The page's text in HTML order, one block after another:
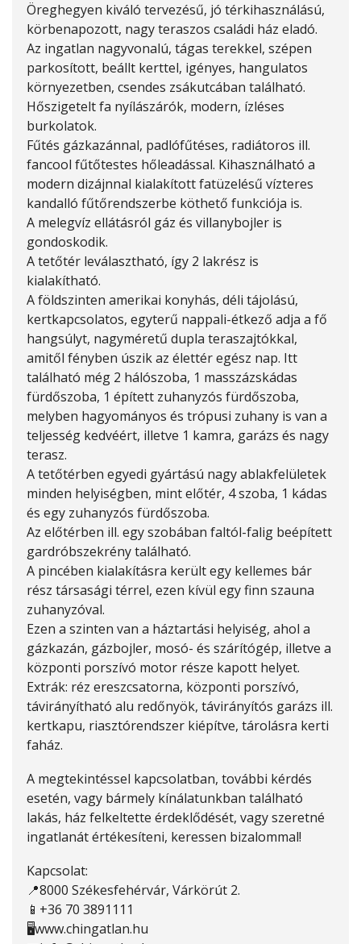
Öreghegyen kiváló tervezésű, jó térkihasználású,
körbenapozott, nagy teraszos családi ház eladó.
Az ingatlan nagyvonalú, tágas terekkel, szépen
parkosított, beállt kerttel, igényes, hangulatos
környezetben, csendes zsákutcában található.
Hőszigetelt fa nyílászárók, modern, ízléses
burkolatok.
Fűtés gázkazánnal, padlófűtéses, radiátoros ill.
fancool fűtőtestes hőleadással. Kihasználható a
modern dizájnnal kialakított fatüzelésű vízteres
kandalló fűtőrendszerbe köthető funkciója is.
A melegvíz ellátásról gáz és villanybojler is
gondoskodik.
A tetőtér leválasztható, így 2 lakrész is
kialakítható.
A földszinten amerikai konyhás, déli tájolású,
kertkapcsolatos, egyterű nappali-étkező adja a fő
hangsúlyt, nagyméretű dupla teraszajtókkal,
amitől fényben úszik az élettér egész nap. Itt
található még 2 hálószoba, 1 masszázskádas
fürdőszoba, 1 épített zuhanyzós fürdőszoba,
melyben hagyományos és trópusi zuhany is van a
teljesség kedvéért, illetve 1 kamra, garázs és nagy
terasz.
A tetőtérben egyedi gyártású nagy ablakfelületek
minden helyiségben, mint előtér, 4 szoba, 1 kádas
és egy zuhanyzós fürdőszoba.
Az előtérben ill. egy szobában faltól-falig beépített
gardróbszekrény található.
A pincében kialakításra került egy kellemes bár
rész társasági térrel, ezen kívül egy finn szauna
zuhanyzóval.
Ezen a szinten van a háztartási helyiség, ahol a
gázkazán, gázbojler, mosó- és szárítógép, illetve a
központi porszívó motor része kapott helyet.
Extrák: réz ereszcsatorna, központi porszívó,
távirányítható alu redőnyök, távirányítós garázs ill.
kertkapu, riasztórendszer kiépítve, tárolásra kerti
faház.
A megtekintéssel kapcsolatban, további kérdés
esetén, vagy bármely kínálatunkban található
lakás, ház felkeltette érdeklődését, vagy szeretné
ingatlanát értékesíteni, keressen bizalommal!
Kapcsolat:
📍8000 Székesfehérvár, Várkörút 2.
📱+36 70 3891111
🖥www.chingatlan.hu